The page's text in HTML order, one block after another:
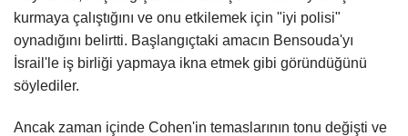
kurmaya çalıştığını ve onu etkilemek için "iyi polisi"
oynadığını belirtti. Başlangıçtaki amacın Bensouda'yı
İsrail'le iş birliği yapmaya ikna etmek gibi göründüğünü
söylediler.
Ancak zaman içinde Cohen'in temaslarının tonu değişti ve